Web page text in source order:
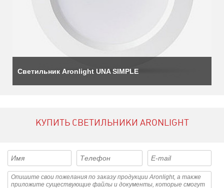
Светильник Aronlight UNA SIMPLE
КУПИТЬ СВЕТИЛЬНИКИ ARONLIGHT